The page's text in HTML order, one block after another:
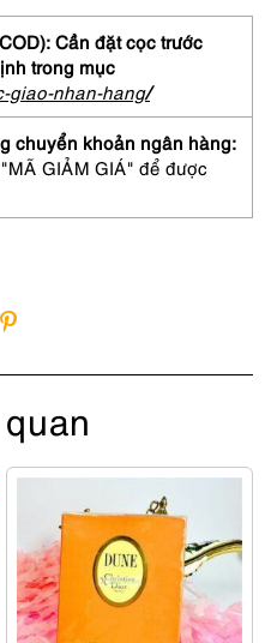
Cần đặt cọc trước
trong mục
giao-nhan-hang/
chuyển khoản ngân hàng:
GIẢM GIÁ" để được